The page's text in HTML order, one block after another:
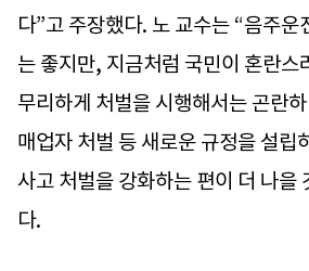
다”고 주장했다. 노 교수는 “음주운
는 좋지만, 지금처럼 국민이 혼란스
무리하게 처벌을 시행해서는 곤란
매업자 처벌 등 새로운 규정을 설립
사고 처벌을 강화하는 편이 더 나을
다.